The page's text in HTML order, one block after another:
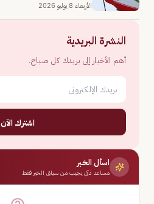
الأربعاء 8 يوليو 2026
النشرة البريدية
أهم الأخبار إلى بريدك كل صباح.
اشترك الآن
اسأل الخبر
مساعد ذكي يجيب من سياق الخبر فقط